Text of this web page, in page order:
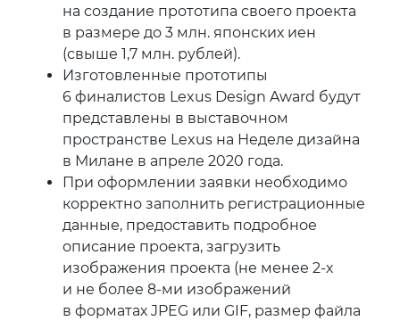
на создание прототипа своего проекта
в размере до 3 млн. японских иен
(свыше 1,7 млн. рублей).
Изготовленные прототипы
6 финалистов Lexus Design Award будут
представлены в выставочном
пространстве Lexus на Неделе дизайна
в Милане в апреле 2020 года.
При оформлении заявки необходимо
корректно заполнить регистрационные
данные, предоставить подробное
описание проекта, загрузить
изображения проекта (не менее 2-х
и не более 8-ми изображений
в форматах JPEG или GIF, размер файла